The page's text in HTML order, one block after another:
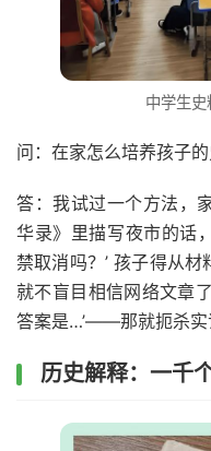
中学生
问：在家怎么培养孩子的
答：我试过一个方法，
华录》里描写夜市的话
禁取消吗？’ 孩子得从
就不盲目相信网络文章
答案是…’——那就扼杀实
历史解释：一千